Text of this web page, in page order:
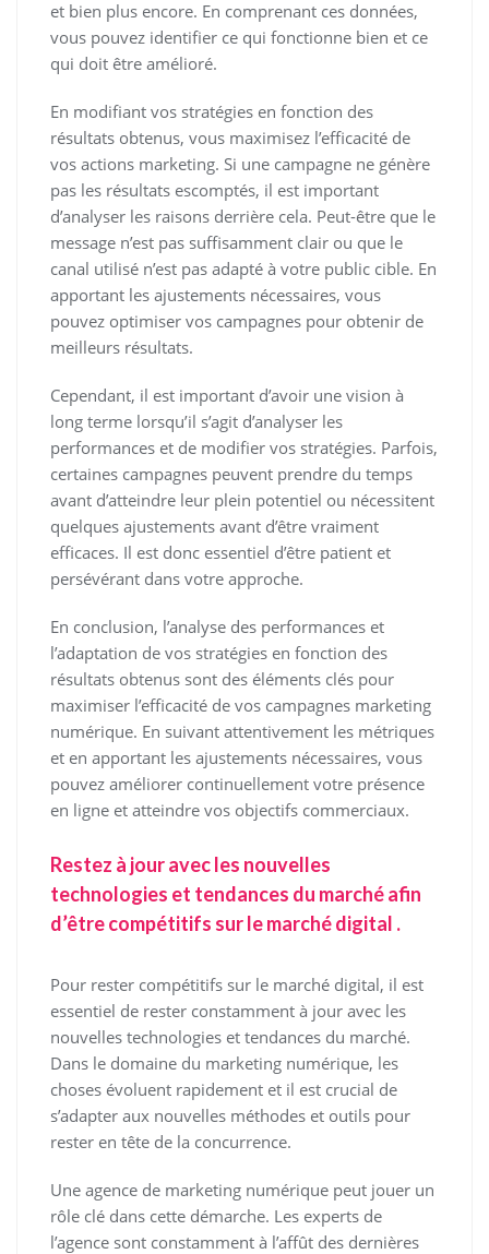
et bien plus encore. En comprenant ces données,
vous pouvez identifier ce qui fonctionne bien et ce
qui doit être amélioré.
En modifiant vos stratégies en fonction des
résultats obtenus, vous maximisez l’efficacité de
vos actions marketing. Si une campagne ne génère
pas les résultats escomptés, il est important
d’analyser les raisons derrière cela. Peut-être que le
message n’est pas suffisamment clair ou que le
canal utilisé n’est pas adapté à votre public cible. En
apportant les ajustements nécessaires, vous
pouvez optimiser vos campagnes pour obtenir de
meilleurs résultats.
Cependant, il est important d’avoir une vision à
long terme lorsqu’il s’agit d’analyser les
performances et de modifier vos stratégies. Parfois,
certaines campagnes peuvent prendre du temps
avant d’atteindre leur plein potentiel ou nécessitent
quelques ajustements avant d’être vraiment
efficaces. Il est donc essentiel d’être patient et
persévérant dans votre approche.
En conclusion, l’analyse des performances et
l’adaptation de vos stratégies en fonction des
résultats obtenus sont des éléments clés pour
maximiser l’efficacité de vos campagnes marketing
numérique. En suivant attentivement les métriques
et en apportant les ajustements nécessaires, vous
pouvez améliorer continuellement votre présence
en ligne et atteindre vos objectifs commerciaux.
Restez à jour avec les nouvelles
technologies et tendances du marché afin
d’être compétitifs sur le marché digital .
Pour rester compétitifs sur le marché digital, il est
essentiel de rester constamment à jour avec les
nouvelles technologies et tendances du marché.
Dans le domaine du marketing numérique, les
choses évoluent rapidement et il est crucial de
s’adapter aux nouvelles méthodes et outils pour
rester en tête de la concurrence.
Une agence de marketing numérique peut jouer un
rôle clé dans cette démarche. Les experts de
l’agence sont constamment à l’affût des dernières